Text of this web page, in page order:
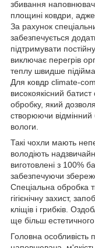
збивання
площині ковдри,
За рахунок
забезпечується
підтримувати
виключає перегрів
теплу швидше
Для ковдр climate-
високоякісний
обробку, який
створюючи
вологи.
Такі чохли мають
володіють
виготовлені з 100%
забезпечуючи
Спеціальна обробка
гігієнічну захист,
кліщів і грибків.
ще більш естетичного
Головна